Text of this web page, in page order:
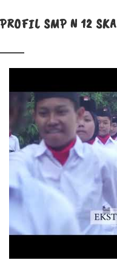
PROFIL SMP N 12 SKA